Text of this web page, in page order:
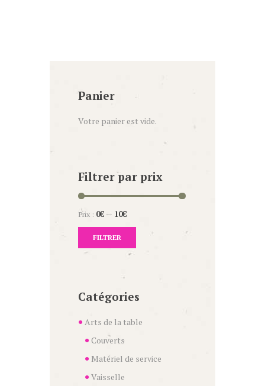
Panier
Votre panier est vide.
Filtrer par prix
FILTRER
Prix : 0€— 10€
Catégories
Arts de la table
Couverts
Matériel de service
Vaisselle